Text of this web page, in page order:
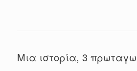
Μια ιστορία, 3